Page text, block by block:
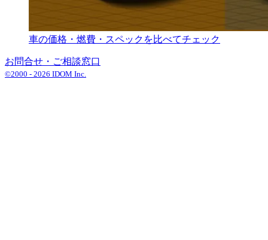
車の価格・燃費・スペックを比べてチェック
お問合せ・ご相談窓口
©2000 - 2026 IDOM Inc.